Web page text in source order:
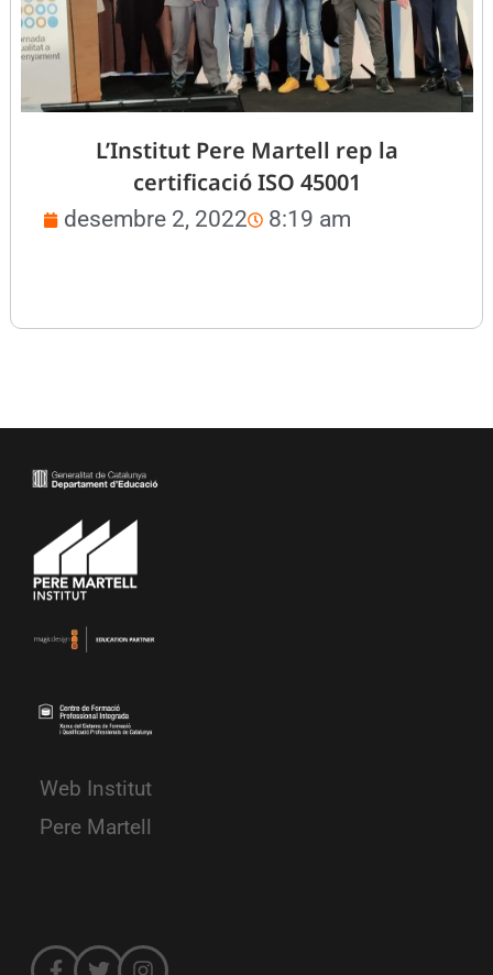
L’Institut Pere Martell rep la
certificació ISO 45001
desembre 2, 2022 8:19 am
Web Institut
Pere Martell